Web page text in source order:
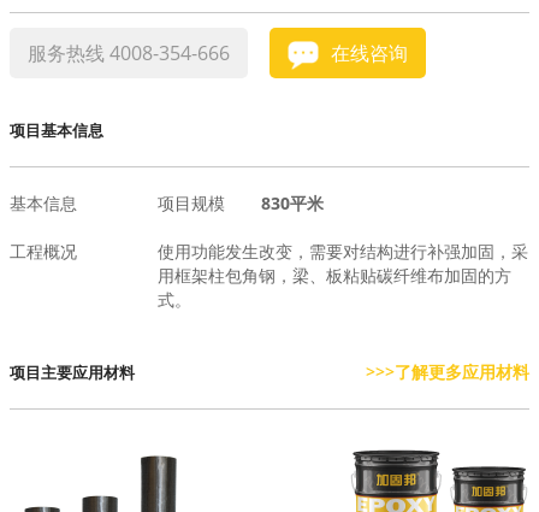
案例中心
服务热线 4008-354-666 在线咨询
项目基本信息
基本信息 项目规模 830平米
工程概况
使用功能发生改变，需要对结构进行补强加固，采
用框架柱包角钢，梁、板粘贴碳纤维布加固的方
式。
项目主要应用材料 >>>了解更多应用材料